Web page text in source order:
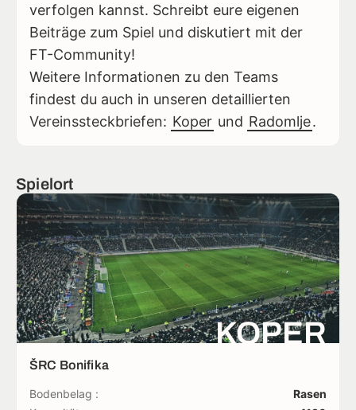
verfolgen kannst. Schreibt eure eigenen
Beiträge zum Spiel und diskutiert mit der
FT-Community!
Weitere Informationen zu den Teams
findest du auch in unseren detaillierten
Vereinssteckbriefen: Koper und Radomlje.
Spielort
KOPER
ŠRC Bonifika
Bodenbelag :
Rasen